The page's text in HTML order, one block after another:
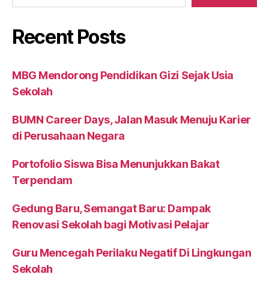
Recent Posts
MBG Mendorong Pendidikan Gizi Sejak Usia
Sekolah
BUMN Career Days, Jalan Masuk Menuju Karier
di Perusahaan Negara
Portofolio Siswa Bisa Menunjukkan Bakat
Terpendam
Gedung Baru, Semangat Baru: Dampak
Renovasi Sekolah bagi Motivasi Pelajar
Guru Mencegah Perilaku Negatif Di Lingkungan
Sekolah